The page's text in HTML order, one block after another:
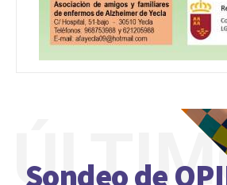
Sondeo de